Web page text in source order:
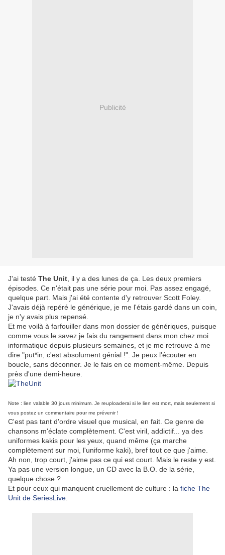
Publicité
J'ai testé The Unit , il y a des lunes de ça. Les deux premiers
épisodes. Ce n'était pas une série pour moi. Pas assez engagé,
quelque part. Mais j'ai été contente d'y retrouver Scott Foley.
J'avais déjà repéré le générique, je me l'étais gardé dans un coin,
je n'y avais plus repensé.
Et me voilà à farfouiller dans mon dossier de génériques, puisque
comme vous le savez je fais du rangement dans mon chez moi
informatique depuis plusieurs semaines, et je me retrouve à me
dire "put*in, c'est absolument génial !". Je peux l'écouter en
boucle, sans déconner. Je le fais en ce moment-même. Depuis
près d'une demi-heure.
Note : lien valable 30 jours minimum. Je reuploaderai si le lien est mort, mais seulement si
vous postez un commentaire pour me prévenir !
C'est pas tant d'ordre visuel que musical, en fait. Ce genre de
chansons m'éclate complètement. C'est viril, addictif... ya des
uniformes kakis pour les yeux, quand même (ça marche
complètement sur moi, l'uniforme kaki), bref tout ce que j'aime.
Ah non, trop court, j'aime pas ce qui est court. Mais le reste y est.
Ya pas une version longue, un CD avec la B.O. de la série,
quelque chose ?
Et pour ceux qui manquent cruellement de culture : la fiche The
Unit de SeriesLive